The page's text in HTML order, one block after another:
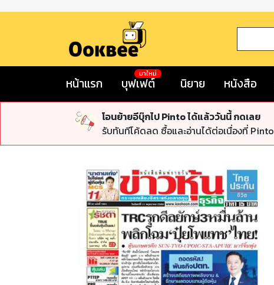
หน้าแรก บุฟเฟต์
มาใหม่
นิยาย หนังสือ
โอนย้ายอีบุ๊กไป Pinto ได้แล้ววันนี้ กดเลย
รับทันทีโค้ดลด ซื้อและอ่านได้ต่อเนื่องที่ Pinto